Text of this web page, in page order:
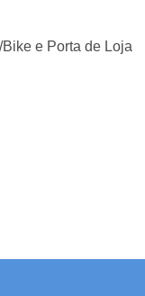
e Porta de Loja